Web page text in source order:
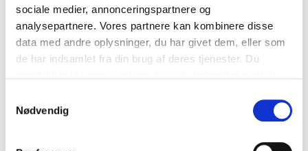
sociale medier, annonceringspartnere og
analysepartnere. Vores partnere kan kombinere disse
data med andre oplysninger, du har givet dem, eller som
de har indsamlet fra din brug af deres tjenester. Du
Nødvendig